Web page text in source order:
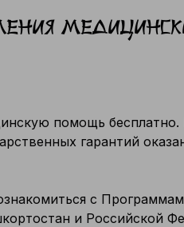
помощь
гарантий
с
и Российской